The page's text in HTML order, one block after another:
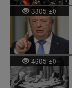
3805±0
4605 ±0